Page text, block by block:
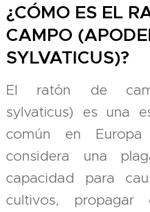
¿CÓMO ES EL
CAMPO
SYLVATICUS)?
El ratón de
sylvaticus) es una
común en
considera una
capacidad para
cultivos, propagar